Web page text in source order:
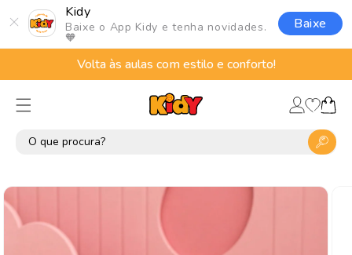
Kidy
Baixe o App Kidy e tenha novidades.
🧡
Baixe
para o
conteúdo
Volta às aulas com estilo e conforto!
Fazer
login
Lista
deCarrinho
informações
do produto